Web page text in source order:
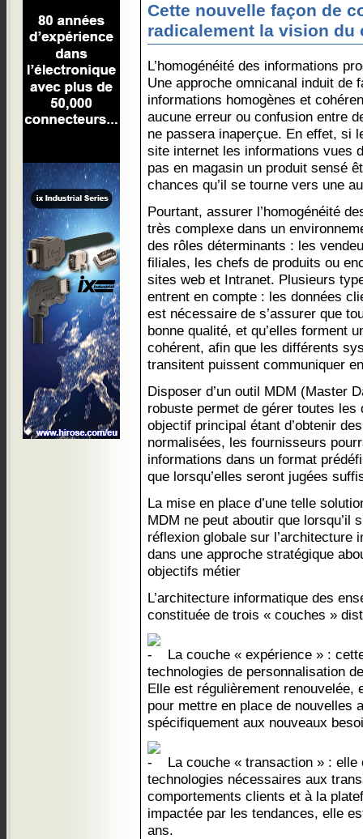
Cette nouvelle façon de
radicalement la vision du
L’homogénéité des informations
Une approche omnicanal induit de
informations homogènes et
aucune erreur ou confusion entre
ne passera inaperçue. En effet, si
site internet les informations vues
pas en magasin un produit sensé
chances qu’il se tourne vers une
Pourtant, assurer l’homogénéité
très complexe dans un
des rôles déterminants : les
filiales, les chefs de produits ou
sites web et Intranet. Plusieurs
entrent en compte : les données
est nécessaire de s’assurer que
bonne qualité, et qu’elles forment
cohérent, afin que les différents
transitent puissent communiquer
Disposer d’un outil MDM (Master
robuste permet de gérer toutes les
objectif principal étant d’obtenir
normalisées, les fournisseurs
informations dans un format
que lorsqu’elles seront jugées
La mise en place d’une telle
MDM ne peut aboutir que lorsqu’il
réflexion globale sur l’architecture
dans une approche stratégique
objectifs métier
L’architecture informatique des
constituée de trois « couches »
La couche « expérience » :
technologies de personnalisation
Elle est régulièrement renouvelée,
pour mettre en place de nouvelles
spécifiquement aux nouveaux
La couche « transaction » :
technologies nécessaires aux
comportements clients et à la
impactée par les tendances, elle
ans.